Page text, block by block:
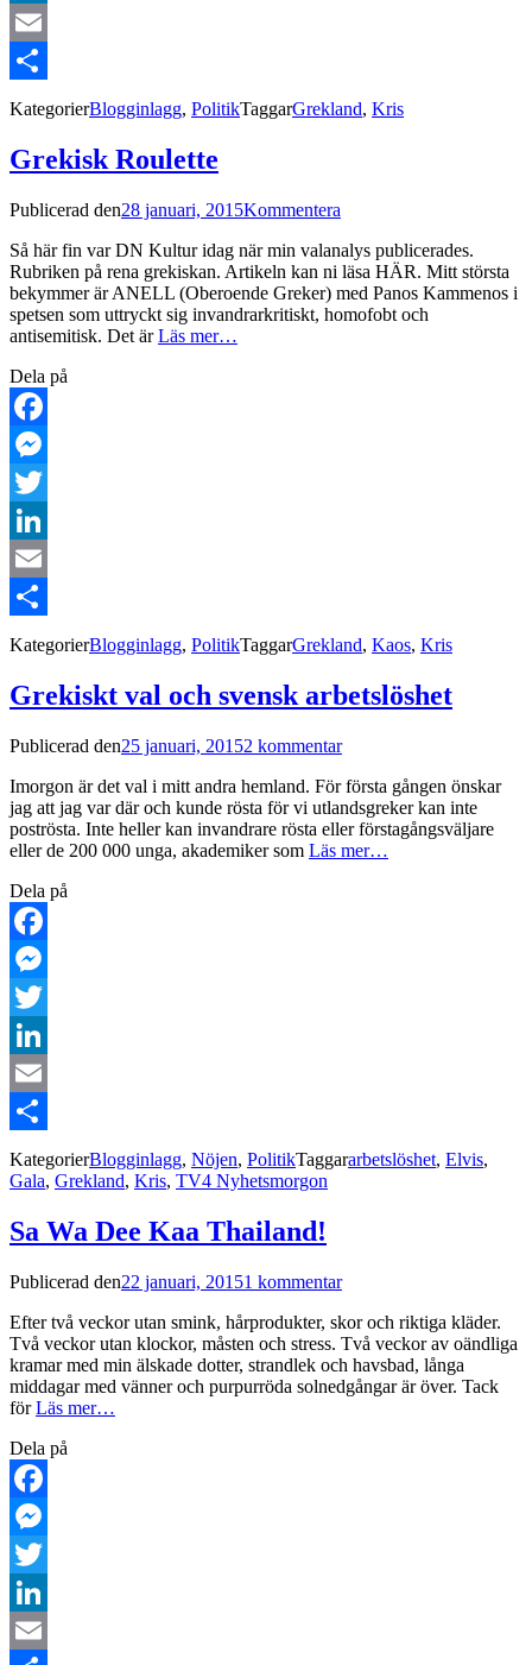
LinkedIn
Email
Dela
KategorierBlogginlagg, PolitikTaggarGrekland, Kris
Grekisk Roulette
Publicerad den28 januari, 2015Kommentera
Så här fin var DN Kultur idag när min valanalys publicerades.
Rubriken på rena grekiskan. Artikeln kan ni läsa HÄR. Mitt största
bekymmer är ANELL (Oberoende Greker) med Panos Kammenos i
spetsen som uttryckt sig invandrarkritiskt, homofobt och
antisemitisk. Det ärLäs mer…
Dela på
Facebook
Messenger
Twitter
LinkedIn
Email
Dela
KategorierBlogginlagg, PolitikTaggarGrekland, Kaos, Kris
Grekiskt val och svensk arbetslöshet
Publicerad den25 januari, 20152 kommentar
Imorgon är det val i mitt andra hemland. För första gången önskar
jag att jag var där och kunde rösta för vi utlandsgreker kan inte
poströsta. Inte heller kan invandrare rösta eller förstagångsväljare
eller de 200 000 unga, akademiker som Läs mer…
Dela på
Facebook
Messenger
Twitter
LinkedIn
Email
Dela
KategorierBlogginlagg, Nöjen, PolitikTaggararbetslöshet, Elvis,
Gala, Grekland, Kris, TV4 Nyhetsmorgon
Sa Wa Dee Kaa Thailand!
Publicerad den22 januari, 20151 kommentar
Efter två veckor utan smink, hårprodukter, skor och riktiga kläder.
Två veckor utan klockor, måsten och stress. Två veckor av oändliga
kramar med min älskade dotter, strandlek och havsbad, långa
middagar med vänner och purpurröda solnedgångar är över. Tack
förLäs mer…
Dela på
Facebook
Messenger
Twitter
LinkedIn